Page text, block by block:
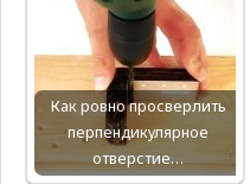
Как ровно просверлить
перпендикулярное
отверстие…